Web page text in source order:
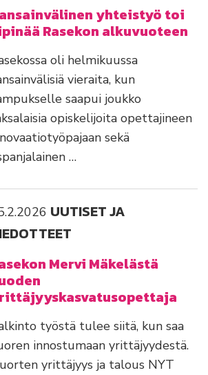
yhteistyö toi
Rasekon alkuvuoteen
oli helmikuussa
vieraita, kun
saapui joukko
opiskelijoita opettajineen
sekä
…
UUTISET JA
Mervi Mäkelästä
työstä tulee siitä, kun saa
innostumaan yrittäjyydestä.
yrittäjyys ja talous NYT